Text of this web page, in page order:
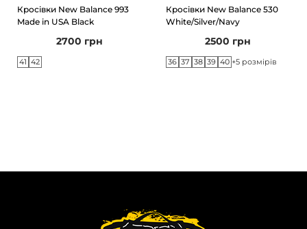
Кросівки New Balance 993
Made in USA Black
2700 грн
41 42
Кросівки New Balance 530
White/Silver/Navy
2500 грн
36 37 38 39 40 +5 розмірів